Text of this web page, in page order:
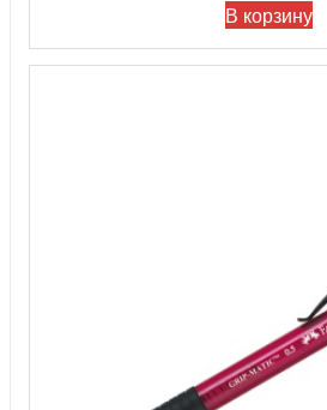
В корзину